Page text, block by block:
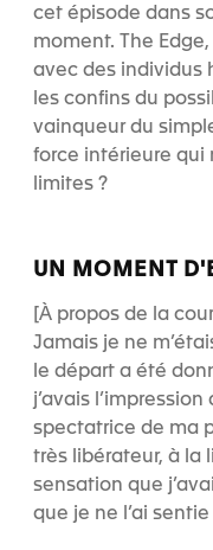
cet épisode dans
moment. The
avec des individus
les confins du
vainqueur du
force intérieure qui
limites ?
UN MOMENT
[À propos de la
Jamais je ne
le départ a été
j’avais l’impression
spectatrice de ma
très libérateur, à la
sensation que
que je ne l’ai